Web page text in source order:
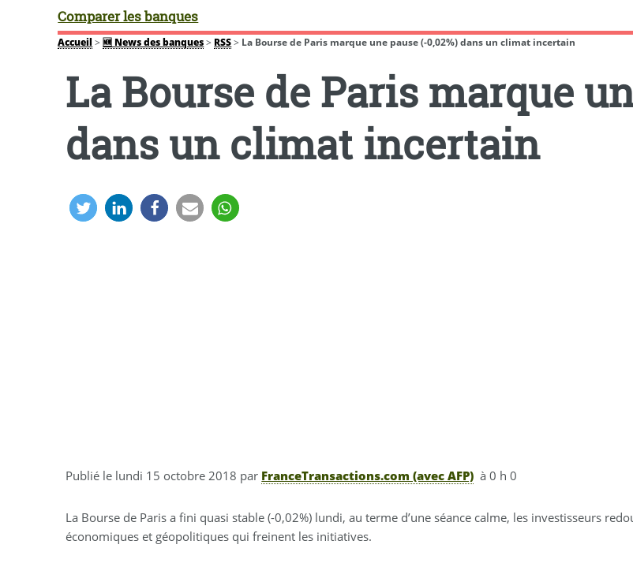
Comparer les banques
Accueil >🆕 News des banques> RSS> La Bourse de Paris marque une pause (-0,02%) dans un climat incertain
La Bourse de Paris marque
dans un climat incertain
Publié le lundi 15 octobre 2018 par FranceTransactions.com (avec AFP) à 0 h 0
La Bourse de Paris a fini quasi stable (-0,02%) lundi, au terme d’une séance calme, les investisseurs
économiques et géopolitiques qui freinent les initiatives.